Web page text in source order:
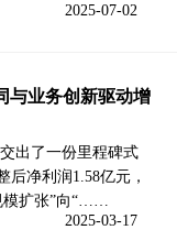
2025-07-02
与业务创新驱动增
出了一份里程碑式
后净利润1.58亿元，
模扩张”向“……
2025-03-17